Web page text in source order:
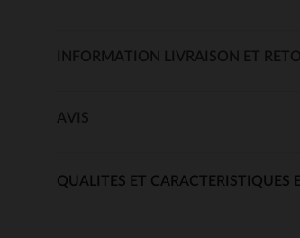
INFORMATION LIVRAISON ET
AVIS
QUALITES ET CARACTERISTIQUES